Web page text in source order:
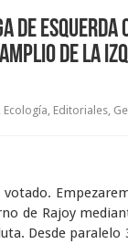
de
de la
, Ecología, Editoriales,
votado.
de Rajoy
Desde paralelo